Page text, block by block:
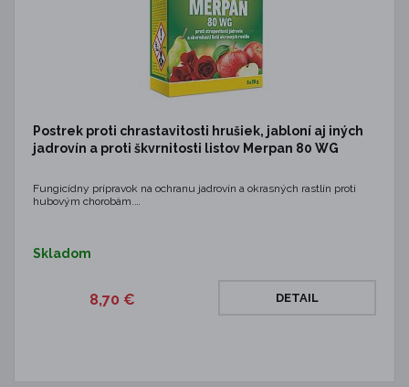
Postrek proti chrastavitosti hrušiek, jabloní aj iných
jadrovín a proti škvrnitosti listov Merpan 80 WG
Fungicídny prípravok na ochranu jadrovín a okrasných rastlín proti
hubovým chorobám.…
Skladom
8,70 € DETAIL